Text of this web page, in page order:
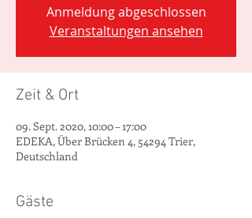
Anmeldung abgeschlossen
Veranstaltungen ansehen
Zeit & Ort
09. Sept. 2020, 10:00 – 17:00
EDEKA, Über Brücken 4, 54294 Trier,
Deutschland
Gäste